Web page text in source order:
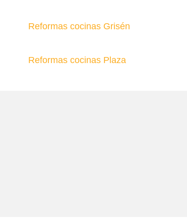
Reformas cocinas Grisén
Reformas cocinas Plaza